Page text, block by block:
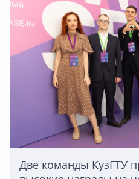
Две команды КузГТУ